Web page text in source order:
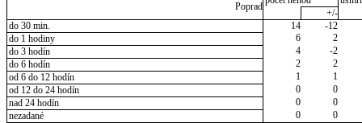
Poprad
+/-
do 30 min.
14
-12
do 1 hodiny
6
2
do 3 hodín
4
-2
do 6 hodín
2
2
od 6 do 12 hodín
1
1
od 12 do 24 hodín
0
0
nad 24 hodín
0
0
nezadané
0 0